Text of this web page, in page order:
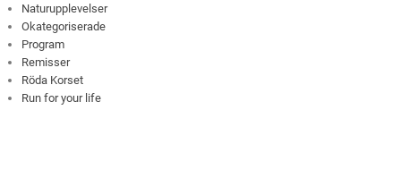
Naturupplevelser
Okategoriserade
Program
Remisser
Röda Korset
Run for your life